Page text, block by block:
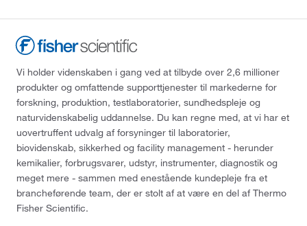
Vi holder videnskaben i gang ved at tilbyde over 2,6 millioner
produkter og omfattende supporttjenester til markederne for
forskning, produktion, testlaboratorier, sundhedspleje og
naturvidenskabelig uddannelse. Du kan regne med, at vi har et
uovertruffent udvalg af forsyninger til laboratorier,
biovidenskab, sikkerhed og facility management - herunder
kemikalier, forbrugsvarer, udstyr, instrumenter, diagnostik og
meget mere - sammen med enestående kundepleje fra et
brancheførende team, der er stolt af at være en del af Thermo
Fisher Scientific.